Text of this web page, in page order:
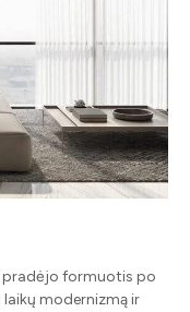
pradėjo formuotis po
modernizmą ir